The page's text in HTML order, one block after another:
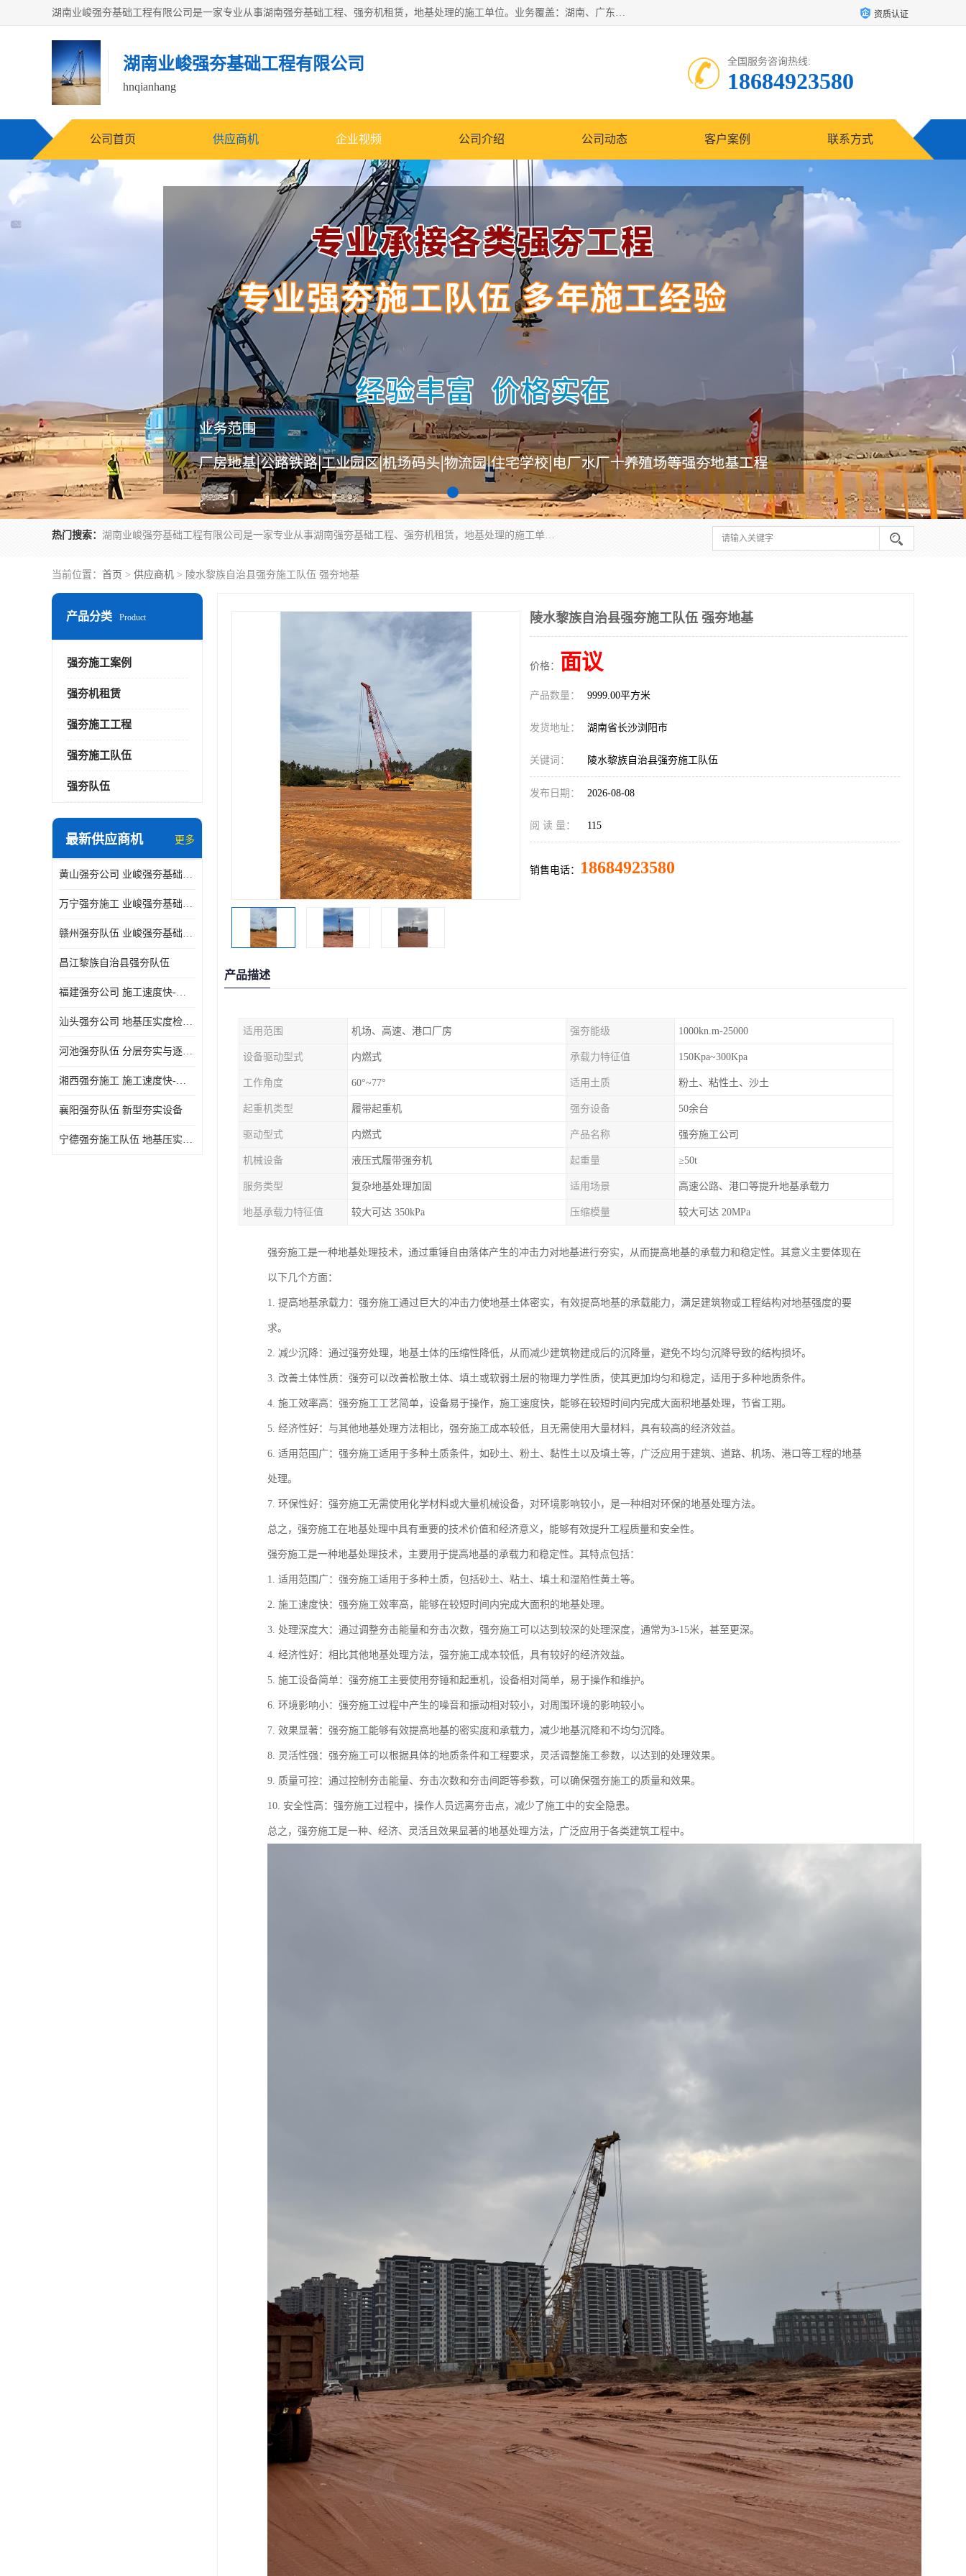
湖南业峻强夯基础工程有限公司是一家专业从事湖南强夯基础工程、强夯机租赁，地基处理的施工单位。业务覆盖：湖南、广东，江西等地。可承接1000KN.m-25000KN.m强夯（置换）工程。公司创始人是国内较早期从事强夯施工的建设者，经过多年的一步一个脚印的发展，在行业内具有较高的度和良好的口碑。 资质认证
湖南业峻强夯基础工程有限公司
hnqianhang
全国服务咨询热线:
18684923580
公司首页 供应商机 企业视频 公司介绍 公司动态 客户案例 联系方式
热门搜索： 湖南业峻强夯基础工程有限公司是一家专业从事湖南强夯基础工程、强夯机租赁，地基处理的施工单位。业务覆盖：湖南、广东，江西等地。可承接1000KN.m-25000KN.m强夯（置换）工程。公司创始人是国内较早期从事强夯施工的建设者，经过多年的一步一个脚印的发展，在行业内具有较高的度和良好的口碑。
当前位置： 首页 > 供应商机 > 陵水黎族自治县强夯施工队伍 强夯地基
产品分类 Product
强夯施工案例
强夯机租赁
强夯施工工程
强夯施工队伍
强夯队伍
最新供应商机 更多
黄山强夯公司 业峻强夯基础工程
万宁强夯施工 业峻强夯基础工程
赣州强夯队伍 业峻强夯基础工程
昌江黎族自治县强夯队伍
福建强夯公司 施工速度快-施耐用性强
汕头强夯公司 地基压实度检测方法与标准
河池强夯队伍 分层夯实与逐层检测技术
湘西强夯施工 施工速度快-施耐用性强
襄阳强夯队伍 新型夯实设备
宁德强夯施工队伍 地基压实度检测方法与标准
陵水黎族自治县强夯施工队伍 强夯地基
价格： 面议
产品数量： 9999.00平方米
发货地址： 湖南省长沙浏阳市
关键词： 陵水黎族自治县强夯施工队伍
发布日期： 2026-08-08
阅 读 量： 115
销售电话： 18684923580
产品描述
适用范围 机场、高速、港口厂房 强夯能级 1000kn.m-25000
设备驱动型式 内燃式 承载力特征值 150Kpa~300Kpa
工作角度 60°~77° 适用土质 粉土、粘性土、沙土
起重机类型 履带起重机 强夯设备 50余台
驱动型式 内燃式 产品名称 强夯施工公司
机械设备 液压式履带强夯机 起重量 ≥50t
服务类型 复杂地基处理加固 适用场景 高速公路、港口等提升地基承载力
地基承载力特征值 较大可达 350kPa 压缩模量 较大可达 20MPa
强夯施工是一种地基处理技术，通过重锤自由落体产生的冲击力对地基进行夯实，从而提高地基的承载力和稳定性。其意义主要体现在
以下几个方面：
1. 提高地基承载力：强夯施工通过巨大的冲击力使地基土体密实，有效提高地基的承载能力，满足建筑物或工程结构对地基强度的要
求。
2. 减少沉降：通过强夯处理，地基土体的压缩性降低，从而减少建筑物建成后的沉降量，避免不均匀沉降导致的结构损坏。
3. 改善土体性质：强夯可以改善松散土体、填土或软弱土层的物理力学性质，使其更加均匀和稳定，适用于多种地质条件。
4. 施工效率高：强夯施工工艺简单，设备易于操作，施工速度快，能够在较短时间内完成大面积地基处理，节省工期。
5. 经济性好：与其他地基处理方法相比，强夯施工成本较低，且无需使用大量材料，具有较高的经济效益。
6. 适用范围广：强夯施工适用于多种土质条件，如砂土、粉土、黏性土以及填土等，广泛应用于建筑、道路、机场、港口等工程的地基
处理。
7. 环保性好：强夯施工无需使用化学材料或大量机械设备，对环境影响较小，是一种相对环保的地基处理方法。
总之，强夯施工在地基处理中具有重要的技术价值和经济意义，能够有效提升工程质量和安全性。
强夯施工是一种地基处理技术，主要用于提高地基的承载力和稳定性。其特点包括：
1. 适用范围广：强夯施工适用于多种土质，包括砂土、粘土、填土和湿陷性黄土等。
2. 施工速度快：强夯施工效率高，能够在较短时间内完成大面积的地基处理。
3. 处理深度大：通过调整夯击能量和夯击次数，强夯施工可以达到较深的处理深度，通常为3-15米，甚至更深。
4. 经济性好：相比其他地基处理方法，强夯施工成本较低，具有较好的经济效益。
5. 施工设备简单：强夯施工主要使用夯锤和起重机，设备相对简单，易于操作和维护。
6. 环境影响小：强夯施工过程中产生的噪音和振动相对较小，对周围环境的影响较小。
7. 效果显著：强夯施工能够有效提高地基的密实度和承载力，减少地基沉降和不均匀沉降。
8. 灵活性强：强夯施工可以根据具体的地质条件和工程要求，灵活调整施工参数，以达到的处理效果。
9. 质量可控：通过控制夯击能量、夯击次数和夯击间距等参数，可以确保强夯施工的质量和效果。
10. 安全性高：强夯施工过程中，操作人员远离夯击点，减少了施工中的安全隐患。
总之，强夯施工是一种、经济、灵活且效果显著的地基处理方法，广泛应用于各类建筑工程中。